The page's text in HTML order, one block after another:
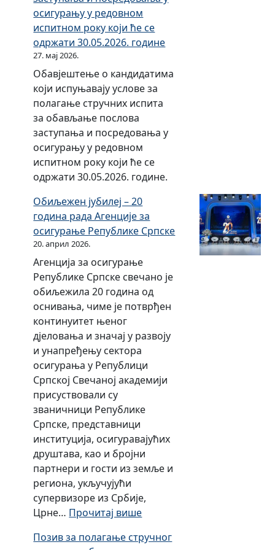
о
д
и
н
1
5
.
г
д
и
н
у
з
а
2
1
4
.
г
о
д
и
н
з
о
р
з
а
2
0
1
3
.
г
д
и
н
у
осигурању у редовном
испитном року који ће се
одржати 30.05.2026. године
27. мај 2026.
Обавјештење о кандидатима
који испуњавају услове за
полагање стручних испита
за обављање послова
заступања и посредовања у
осигурању у редовном
испитном року који ће се
одржати 30.05.2026. године.
Обиљежен јубилеј – 20
година рада Агенције за
осигурање Републике Српске
20. април 2026.
Агенција за осигурање
Републике Српске свечано је
обиљежила 20 година од
оснивања, чиме је потврђен
континуитет њеног
дјеловања и значај у развоју
и унапређењу сектора
осигурања у Републици
Српској Свечаној академији
присуствовали су
званичници Републике
Српске, представници
институција, осигуравајућих
друштава, као и бројни
партнери и гости из земље и
региона, укључујући
супервизоре из Србије,
Црне… Прочитај више:
б
Позив за полагање стручног